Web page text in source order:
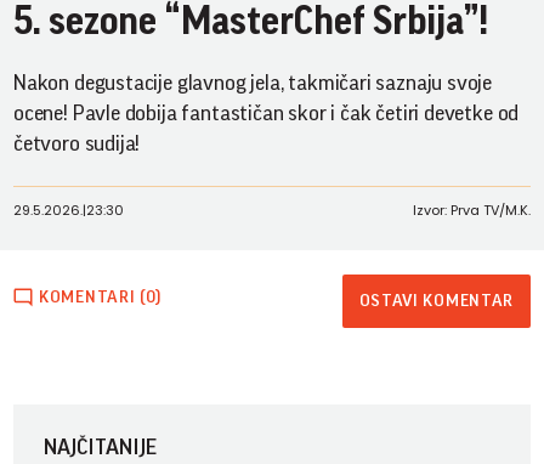
5. sezone “MasterChef Srbija”!
Nakon degustacije glavnog jela, takmičari saznaju svoje
ocene! Pavle dobija fantastičan skor i čak četiri devetke od
četvoro sudija!
29.5.2026.|23:30 Izvor: Prva TV/M.K.
KOMENTARI (0) OSTAVI KOMENTAR
NAJČITANIJE